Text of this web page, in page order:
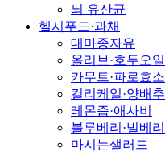
뇌 유산균
헬시푸드·과채
대마종자유
올리브·호두오일
카무트·파로효소
컬리케일·양배추
레몬즙·애사비
블루베리·빌베리
마시는샐러드